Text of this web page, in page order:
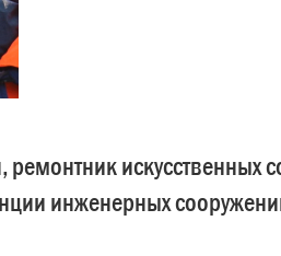
ремонтник искусственных
инженерных